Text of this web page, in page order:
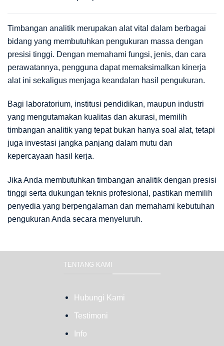
Timbangan analitik merupakan alat vital dalam berbagai
bidang yang membutuhkan pengukuran massa dengan
presisi tinggi. Dengan memahami fungsi, jenis, dan cara
perawatannya, pengguna dapat memaksimalkan kinerja
alat ini sekaligus menjaga keandalan hasil pengukuran.
Bagi laboratorium, institusi pendidikan, maupun industri
yang mengutamakan kualitas dan akurasi, memilih
timbangan analitik yang tepat bukan hanya soal alat, tetapi
juga investasi jangka panjang dalam mutu dan
kepercayaan hasil kerja.
Jika Anda membutuhkan timbangan analitik dengan presisi
tinggi serta dukungan teknis profesional, pastikan memilih
penyedia yang berpengalaman dan memahami kebutuhan
pengukuran Anda secara menyeluruh.
TENTANG KAMI
Hubungi Kami
Testimoni
Info